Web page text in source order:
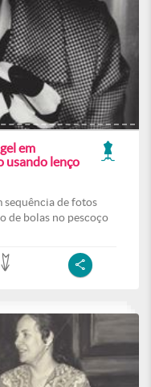
em
usando lenço
sequência de fotos
de bolas no pescoço